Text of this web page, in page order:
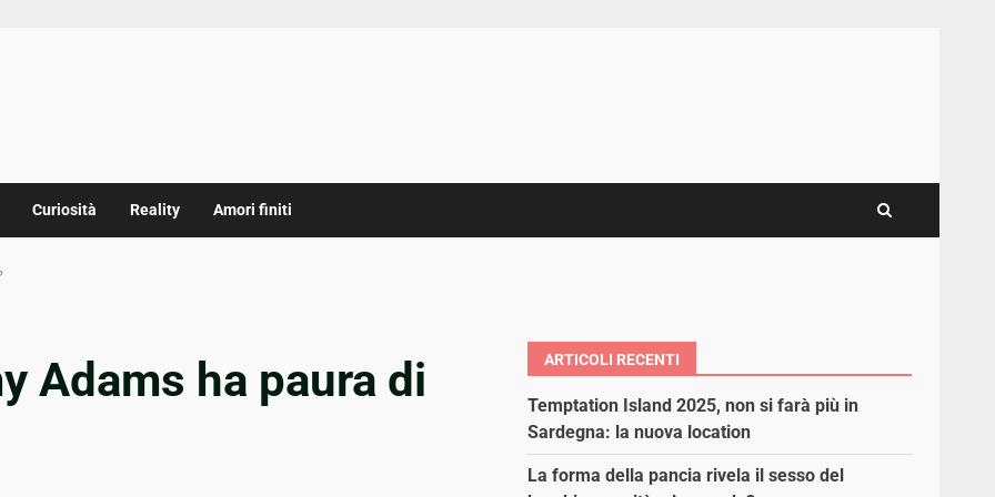
Curiosità Reality Amori finiti
Adams ha paura di
ARTICOLI RECENTI
Temptation Island 2025, non si farà più in
Sardegna: la nuova location
La forma della pancia rivela il sesso del